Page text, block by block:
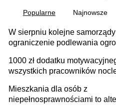
Popularne Najnowsze
W sierpniu kolejne
ograniczenie podlewania
może objąć cały kraj
1000 zł dodatku
wszystkich pracowników
Mieszkania dla osób z
niepełnosprawnościami to